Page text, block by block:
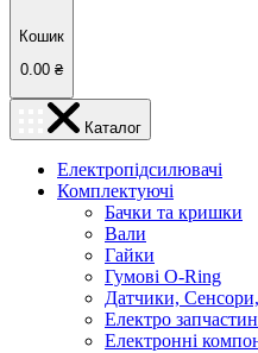
Кошик
0.00 ₴
Каталог
Електропідсилювачі
Комплектуючі
Бачки та кришки
Вали
Гайки
Гумові O-Ring
Датчики,
Електро
Електронні